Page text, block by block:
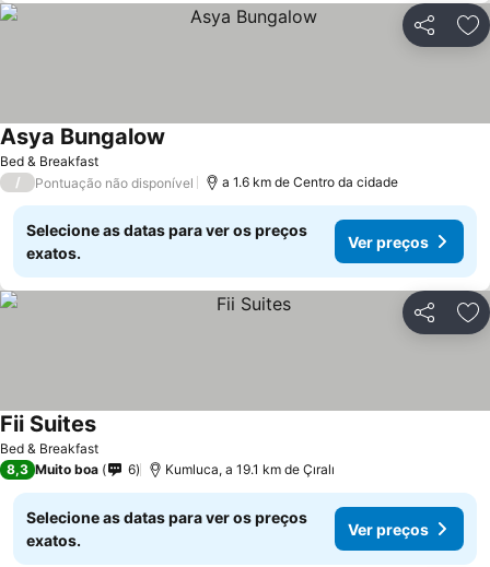
Partilhar
Bed & Breakfast
Asya Bungalow
/ Pontuação não disponível a 1.6 km de Centro da cidade
Selecione as datas para ver os preços
exatos.
Ver preços
Partilhar
Bed & Breakfast
Fii SuitesVer preços
8,3 Muito boa 6 Kumluca, a 19.1 km de Çıralı
Selecione as datas para ver os preços
exatos.
Ver preços